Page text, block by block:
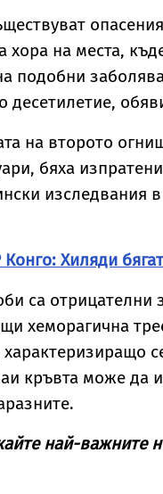
хора на места,
подобни
десетилетие,
на второто
бяха
изследвания
Хиляди
са отрицателни
хеморагична
характеризиращо
кръвта може да
най-важните